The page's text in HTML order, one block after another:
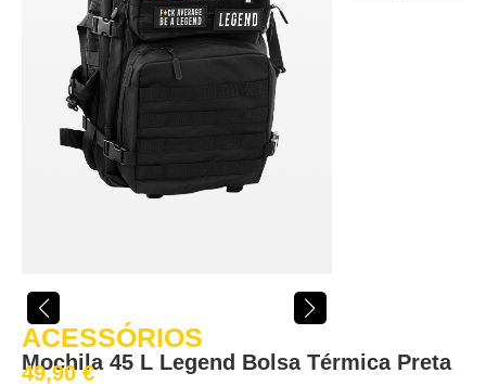
ACESSÓRIOS
Mochila 45 L Legend Bolsa Térmica Preta
49,90€